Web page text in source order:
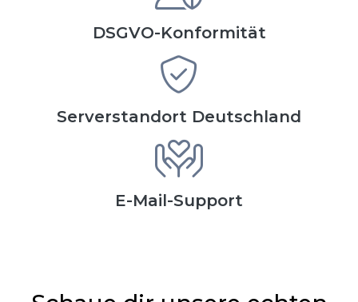
DSGVO-Konformität
Serverstandort Deutschland
E-Mail-Support